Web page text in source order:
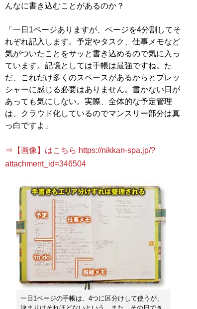
んなに書き込むことがあるのか？
「一日1ページありますが、ページを4分割してそ
れぞれ記入します。予定やタスク、仕事メモなど
気がついたことをサッと書き込めるので気に入っ
ています。記憶としては手帳は最強ですね。た
だ、これだけ多くのスペースがあるからとプレッ
シャーに感じる必要はありません。書かない日が
あっても気にしない。実際、全体的な予定管理
は、クラウド化しているのでマンスリー部分は真
っ白ですよ」
⇒【画像】はこちら https://nikkan-spa.jp/?
attachment_id=346504
一日1ページの手帳は、4つに区分けして使うが、
決まりはそれほどないという。また、その日でき